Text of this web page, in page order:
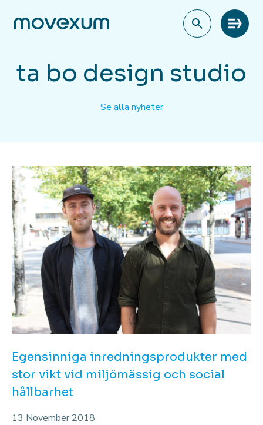
Meny
ta bo design studio
Se alla nyheter
Egensinniga inredningsprodukter med
stor vikt vid miljömässig och social
hållbarhet
13 November 2018